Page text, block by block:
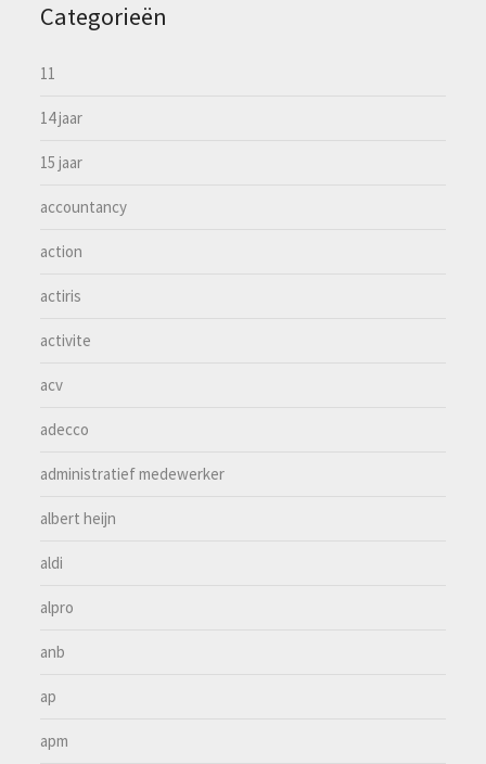
Categorieën
11
14 jaar
15 jaar
accountancy
action
actiris
activite
acv
adecco
administratief medewerker
albert heijn
aldi
alpro
anb
ap
apm